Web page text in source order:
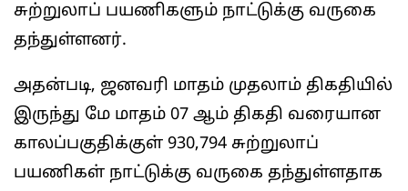
சுற்றுலாப் பயணிகளும் நாட்டுக்கு வருகை
தந்துள்ளனர்.
அதன்படி, ஜனவரி மாதம் முதலாம் திகதியில்
இருந்து மே மாதம் 07 ஆம் திகதி வரையான
காலப்பகுதிக்குள் 930,794 சுற்றுலாப்
பயணிகள் நாட்டுக்கு வருகை தந்துள்ளதாக